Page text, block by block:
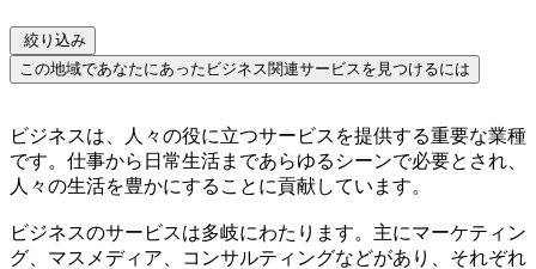
絞り込み
この地域であなたにあったビジネス関連サービスを見つけるには
ビジネスは、人々の役に立つサービスを提供する重要な業種
です。仕事から日常生活まであらゆるシーンで必要とされ、
人々の生活を豊かにすることに貢献しています。
ビジネスのサービスは多岐にわたります。主にマーケティン
グ、マスメディア、コンサルティングなどがあり、それぞれ